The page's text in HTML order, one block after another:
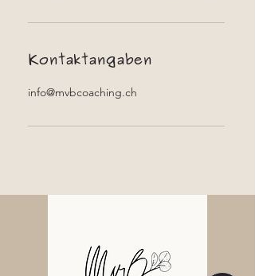
Kontaktangaben
info@mvbcoaching.ch